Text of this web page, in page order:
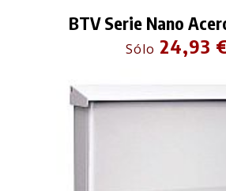
BTV Serie Nano
Sólo 24,93